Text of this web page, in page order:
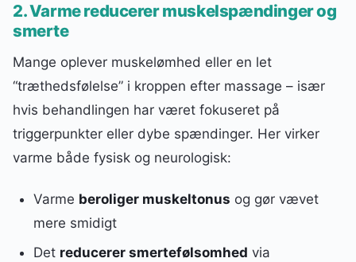
2. Varme reducerer muskelspændinger og
smerte
Mange oplever muskelømhed eller en let
“træthedsfølelse” i kroppen efter massage – især
hvis behandlingen har været fokuseret på
triggerpunkter eller dybe spændinger. Her virker
varme både fysisk og neurologisk:
Varme beroliger muskeltonus og gør vævet
mere smidigt
Det reducerer smertefølsomhed via